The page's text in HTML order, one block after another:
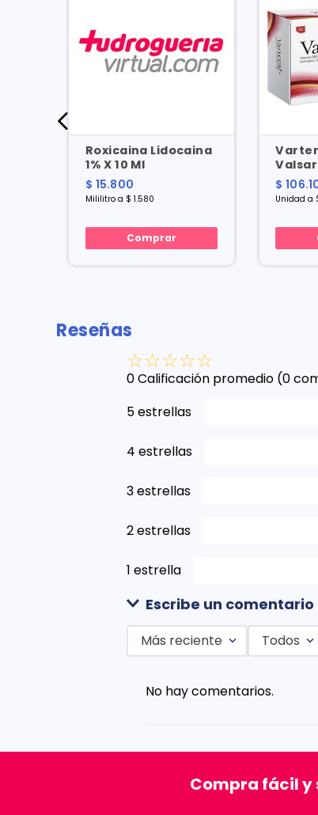
Roxicaina Lidocaina
1% X 10 Ml
$ 15.800
Mililitro a $ 1.580
Comprar
320/10
$
Unidad a
Reseñas
☆☆☆☆☆
0 Calificación promedio (0
5 estrellas
4 estrellas
3 estrellas
2 estrellas
1 estrella
Escribe un comentario
Título
★★★★
Más reciente Todos
No hay comentarios.
Compra fácil y